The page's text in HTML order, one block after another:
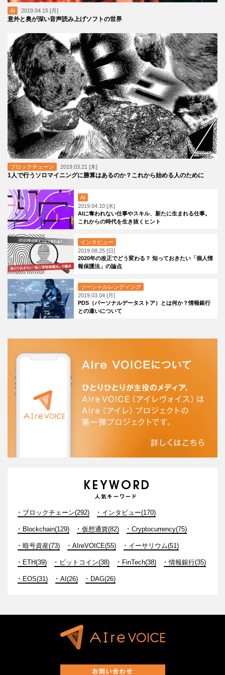
AI 2019.04.15 [月]
意外と奥が深い音声読み上げソフトの世界
ブロックチェーン 2019.03.21 [木]
1人で行うソロマイニングに勝算はあるのか？これから始める人のために
AI
2019.04.10 [水]
AIに奪われない仕事やスキル、新たに生まれる仕事。
これからの時代を生き抜くヒント
インタビュー
2019.08.25 [日]
2020年の改正でどう変わる？ 知っておきたい「個人情
報保護法」の論点
ソーシャルレンディング
2019.03.04 [月]
PDS（パーソナルデータストア）とは何か？情報銀行
との違いについて
ブロックチェーン(292) インタビュー(170)
Blockchain(129) 仮想通貨(82) Cryptocurrency(75)
暗号資産(73) AIreVOICE(55) イーサリウム(51)
ETH(39) ビットコイン(38) FinTech(38) 情報銀行(35)
EOS(31) AI(26) DAG(26)